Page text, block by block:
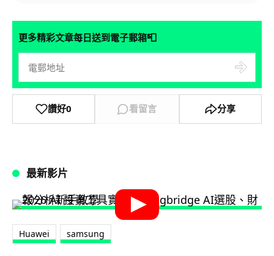
更多精彩文章每日送到電子郵箱📮
讚好0 看留言 分享
最新影片
Huawei samsung